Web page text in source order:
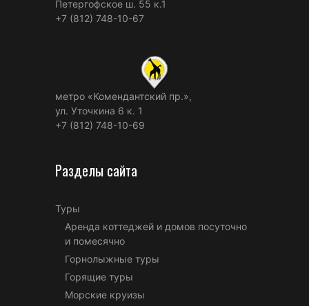
Петергофское ш. 55 к.1
+7 (812) 748-10-67
метро «Комендантский пр.»,
ул. Уточкина 6 к. 1
+7 (812) 748-10-69
Разделы сайта
Туры
Аренда коттеджей и домов посуточно
и помесячно
Горнолыжные туры
Горящие туры
Морские круизы